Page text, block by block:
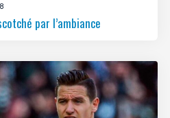
par l’ambiance